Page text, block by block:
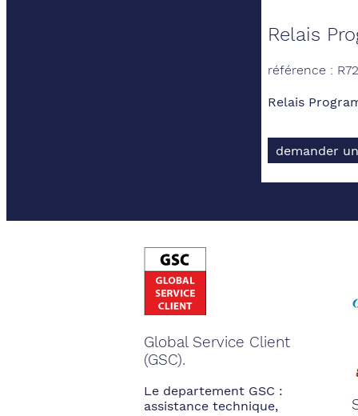
Relais
référence :
Relais
demander
Global Service Client
(GSC).
Le departement GSC :
assistance technique,